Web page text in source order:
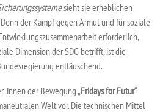
sieht sie erheblichen
der Kampf gegen Armut und für soziale
erforderlich,
Dimension der SDG betrifft, ist die
enttäuschend.
der Bewegung „Fridays for Futur“
Welt vor. Die technischen Mittel